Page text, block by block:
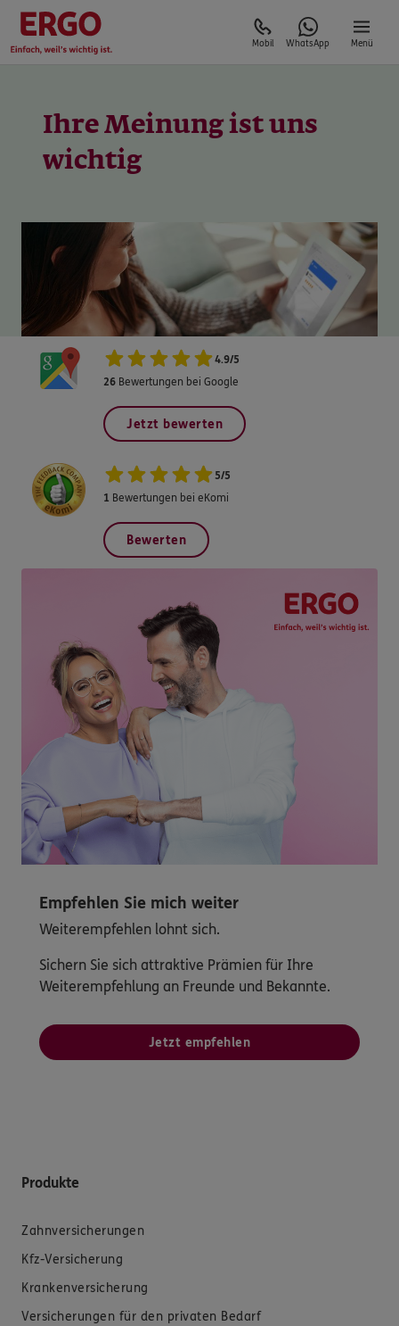
Mobil WhatsApp Menü
Ihre Meinung ist uns
4.9/5
26 Bewertungen bei Google
Jetzt bewerten
5/5
1 Bewertungen bei eKomi
Bewerten
Empfehlen Sie mich weiter
Weiterempfehlen lohnt sich.
Sichern Sie sich attraktive Prämien für Ihre
Weiterempfehlung an Freunde und Bekannte.
Jetzt empfehlen
Produkte
Zahnversicherungen
Kfz-Versicherung
Krankenversicherung
Versicherungen für den privaten Bedarf